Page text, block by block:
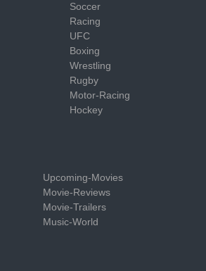
Soccer
Racing
UFC
Boxing
Wrestling
Rugby
Motor-Racing
Hockey
Upcoming-Movies
Movie-Reviews
Movie-Trailers
Music-World